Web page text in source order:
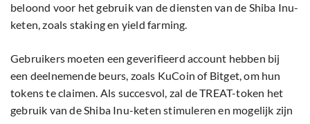
beloond voor het gebruik van de diensten van de Shiba Inu-
keten, zoals staking en yield farming.
Gebruikers moeten een geverifieerd account hebben bij
een deelnemende beurs, zoals KuCoin of Bitget, om hun
tokens te claimen. Als succesvol, zal de TREAT-token het
gebruik van de Shiba Inu-keten stimuleren en mogelijk zijn